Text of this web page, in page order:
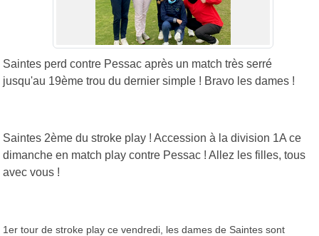
Saintes perd contre Pessac après un match très serré
jusqu'au 19ème trou du dernier simple ! Bravo les dames !
Saintes 2ème du stroke play ! Accession à la division 1A ce
dimanche en match play contre Pessac ! Allez les filles, tous
avec vous !
1er tour de stroke play ce vendredi, les dames de Saintes sont